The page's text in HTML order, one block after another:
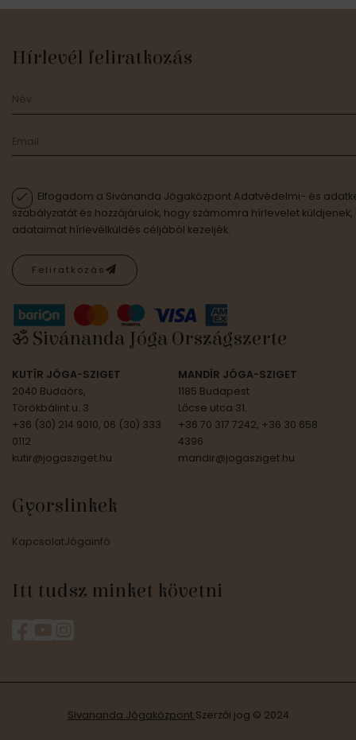
Hírlevél feliratkozás
Elfogadom a Sivánanda Jógaközpont Adatvédelmi- és
szabályzatát és hozzájárulok, hogy számomra hírlevelet küldjenek,
adataimat hírlevélküldés céljából kezeljék.
Feliratkozás
ॐ Sivánanda Jóga Országszerte
KUTÍR JÓGA-SZIGET
2040 Budaörs,
Törökbálint u. 3.
+36 (30) 214 9010, 06 (30) 333
0112
kutir@jogasziget.hu
MANDÍR JÓGA-SZIGET
1185 Budapest
Lőcse utca 31.
+36 70 317 7242, +36 30 658
4396
mandir@jogasziget.hu
Gyorslinkek
KapcsolatJógainfó
Itt tudsz minket követni
Sivananda Jógaközpont Szerzői jog © 2024